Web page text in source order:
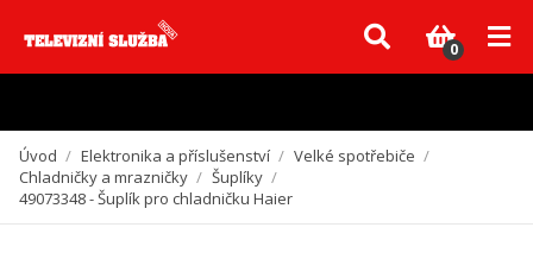
Vzhledem k aktuální situaci se může dodání dílů, které nejsou skladem,
zpozdit. Děkujeme za pochopení.
0
Úvod / Elektronika a příslušenství / Velké spotřebiče /
Chladničky a mrazničky / Šuplíky /
49073348 - Šuplík pro chladničku Haier